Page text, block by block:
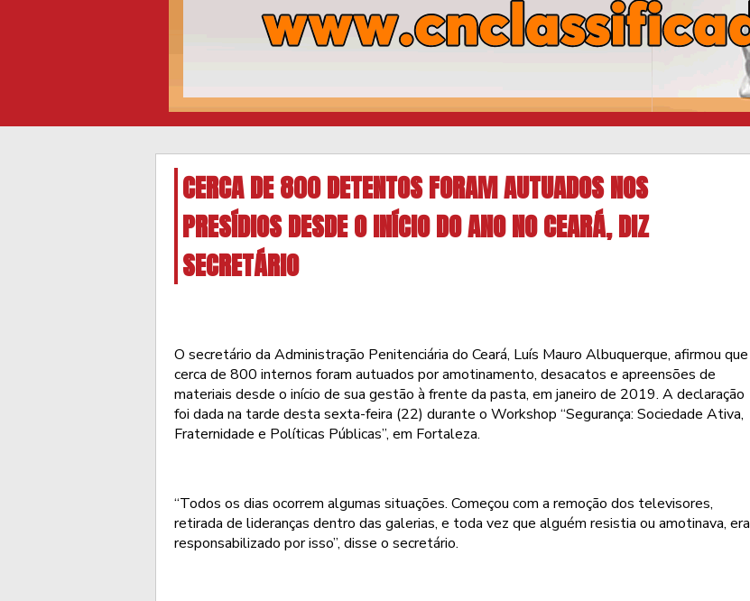
CERCA DE 800 DETENTOS FORAM AUTUADOS NOS
PRESÍDIOS DESDE O INÍCIO DO ANO NO CEARÁ, DIZ
SECRETÁRIO
O secretário da Administração Penitenciária do Ceará, Luís Mauro Albuquerque, afirmou que
cerca de 800 internos foram autuados por amotinamento, desacatos e apreensões de
materiais desde o início de sua gestão à frente da pasta, em janeiro de 2019. A declaração
foi dada na tarde desta sexta-feira (22) durante o Workshop “Segurança: Sociedade Ativa,
Fraternidade e Políticas Públicas”, em Fortaleza.
“Todos os dias ocorrem algumas situações. Começou com a remoção dos televisores,
retirada de lideranças dentro das galerias, e toda vez que alguém resistia ou amotinava, era
responsabilizado por isso”, disse o secretário.